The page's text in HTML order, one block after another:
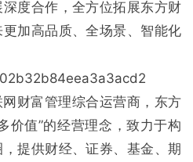
度合作，全方位拓展东方财
加高品质、全场景、智能化
财富管理综合运营商，东方
价值”的经营理念，致力于构
提供财经、证券、基金、期